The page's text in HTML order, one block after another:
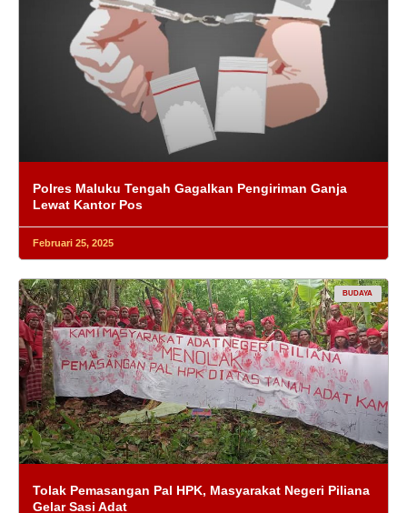
Polres Maluku Tengah Gagalkan Pengiriman Ganja
Lewat Kantor Pos
Februari 25, 2025
BUDAYA
Tolak Pemasangan Pal HPK, Masyarakat Negeri Piliana
Gelar Sasi Adat